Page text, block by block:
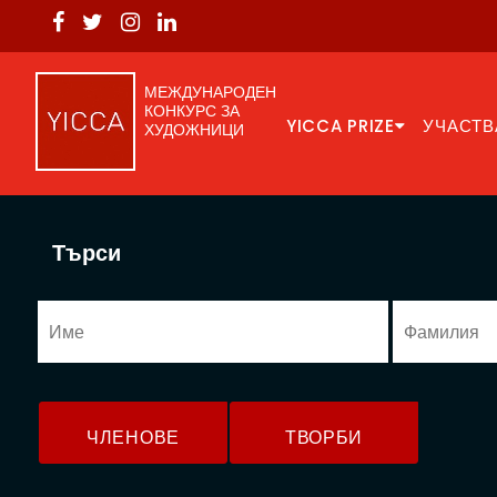
МЕЖДУНАРОДЕН
КОНКУРС ЗА
ХУДОЖНИЦИ
YICCA PRIZE
Търси
ЧЛЕНОВЕ ТВОРБИ